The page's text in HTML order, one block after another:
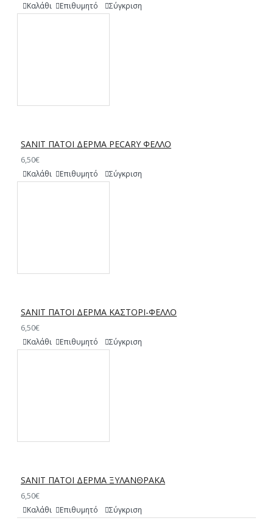
Καλάθι Επιθυμητό Σύγκριση
SANIT ΠΑΤΟΙ ΔΕΡΜΑ PECARY ΦΕΛΛΟ
6,50€
Καλάθι Επιθυμητό Σύγκριση
SANIT ΠΑΤΟΙ ΔΕΡΜΑ ΚΑΣΤΟΡΙ-ΦΕΛΛΟ
6,50€
Καλάθι Επιθυμητό Σύγκριση
SANIT ΠΑΤΟΙ ΔΕΡΜΑ ΞΥΛΑΝΘΡΑΚΑ
6,50€
Καλάθι Επιθυμητό Σύγκριση